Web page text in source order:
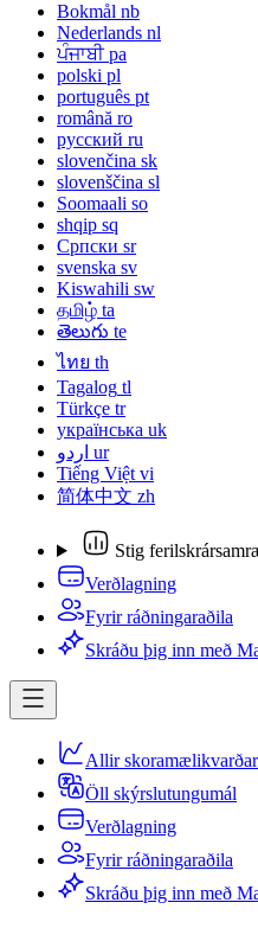
Bokmål nb
Nederlands nl
ਪੰਜਾਬੀ pa
polski pl
português pt
română ro
русский ru
slovenčina sk
slovenščina sl
Soomaali so
shqip sq
Српски sr
svenska sv
Kiswahili sw
தமிழ் ta
తెలుగు te
ไทย th
Tagalog tl
Türkçe tr
українська uk
اردو ur
Tiếng Việt vi
简体中文 zh
Stig
Verðlagning
Fyrir ráðningaraðila
Skráðu þig inn með
Allir skoramælikvarðar
Öll skýrslutungumál
Verðlagning
Fyrir ráðningaraðila
Skráðu þig inn með